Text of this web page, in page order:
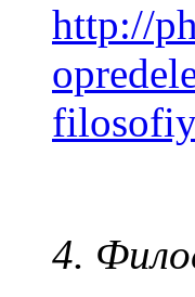
http://
4.